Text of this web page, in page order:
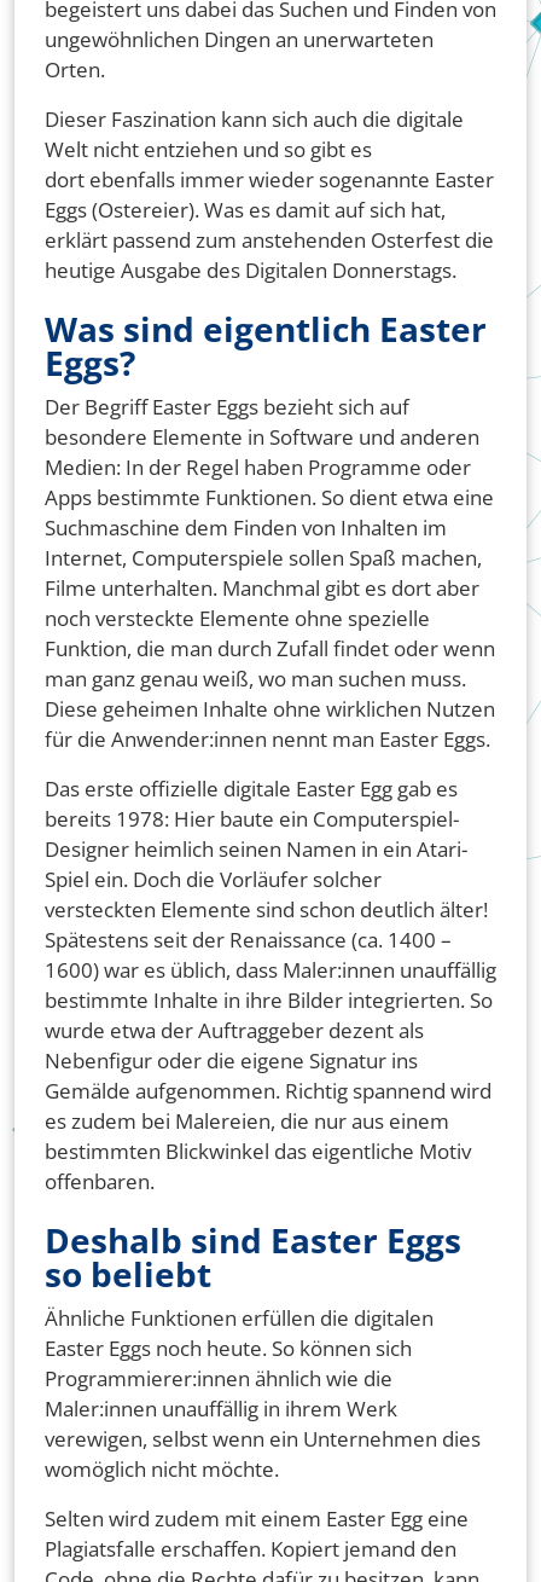
begeistert uns dabei das Suchen und Finden von
ungewöhnlichen Dingen an unerwarteten
Orten.
Dieser Faszination kann sich auch die digitale
Welt nicht entziehen und so gibt es
dort ebenfalls immer wieder sogenannte Easter
Eggs (Ostereier). Was es damit auf sich hat,
erklärt passend zum anstehenden Osterfest die
heutige Ausgabe des Digitalen Donnerstags.
Was sind eigentlich Easter
Eggs?
Der Begriff Easter Eggs bezieht sich auf
besondere Elemente in Software und anderen
Medien: In der Regel haben Programme oder
Apps bestimmte Funktionen. So dient etwa eine
Suchmaschine dem Finden von Inhalten im
Internet, Computerspiele sollen Spaß machen,
Filme unterhalten. Manchmal gibt es dort aber
noch versteckte Elemente ohne spezielle
Funktion, die man durch Zufall findet oder wenn
man ganz genau weiß, wo man suchen muss.
Diese geheimen Inhalte ohne wirklichen Nutzen
für die Anwender:innen nennt man Easter Eggs.
Das erste offizielle digitale Easter Egg gab es
bereits 1978: Hier baute ein Computerspiel-
Designer heimlich seinen Namen in ein Atari-
Spiel ein. Doch die Vorläufer solcher
versteckten Elemente sind schon deutlich älter!
Spätestens seit der Renaissance (ca. 1400 –
1600) war es üblich, dass Maler:innen unauffällig
bestimmte Inhalte in ihre Bilder integrierten. So
wurde etwa der Auftraggeber dezent als
Nebenfigur oder die eigene Signatur ins
Gemälde aufgenommen. Richtig spannend wird
es zudem bei Malereien, die nur aus einem
bestimmten Blickwinkel das eigentliche Motiv
offenbaren.
Deshalb sind Easter Eggs
so beliebt
Ähnliche Funktionen erfüllen die digitalen
Easter Eggs noch heute. So können sich
Programmierer:innen ähnlich wie die
Maler:innen unauffällig in ihrem Werk
verewigen, selbst wenn ein Unternehmen dies
womöglich nicht möchte.
Selten wird zudem mit einem Easter Egg eine
Plagiatsfalle erschaffen. Kopiert jemand den